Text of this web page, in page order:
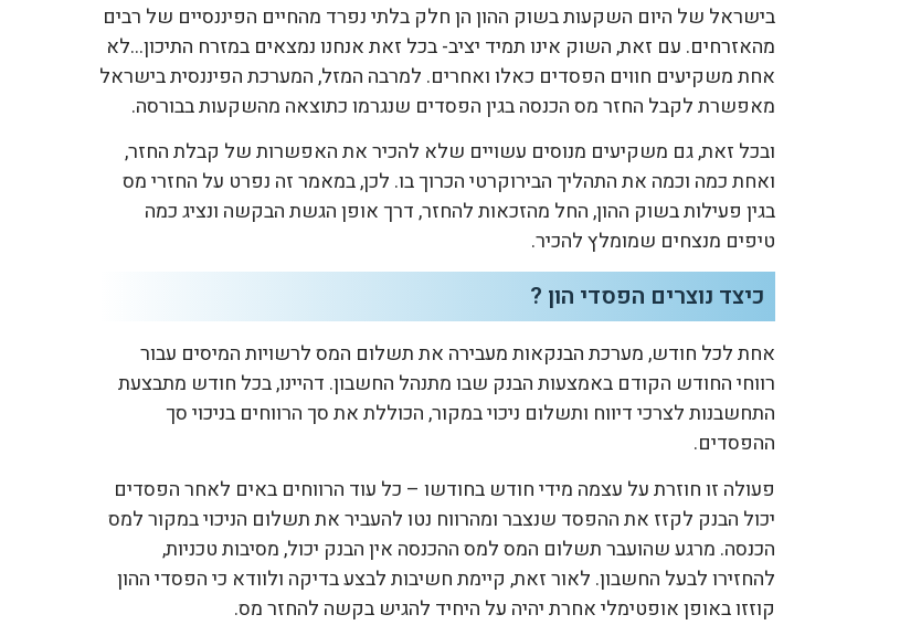
בישראל של היום השקעות בשוק ההון הן חלק בלתי נפרד מהחיים הפיננסיים של רבים
מהאזרחים. עם זאת, השוק אינו תמיד יציב- בכל זאת אנחנו נמצאים במזרח התיכון…לא
אחת משקיעים חווים הפסדים כאלו ואחרים. למרבה המזל, המערכת הפיננסית בישראל
מאפשרת לקבל החזר מס הכנסה בגין הפסדים שנגרמו כתוצאה מהשקעות בבורסה.
ובכל זאת, גם משקיעים מנוסים עשויים שלא להכיר את האפשרות של קבלת החזר,
ואחת כמה וכמה את התהליך הבירוקרטי הכרוך בו. לכן, במאמר זה נפרט על החזרי מס
בגין פעילות בשוק ההון, החל מהזכאות להחזר, דרך אופן הגשת הבקשה ונציג כמה
טיפים מנצחים שמומלץ להכיר.
כיצד נוצרים הפסדי הון ?
אחת לכל חודש, מערכת הבנקאות מעבירה את תשלום המס לרשויות המיסים עבור
רווחי החודש הקודם באמצעות הבנק שבו מתנהל החשבון. דהיינו, בכל חודש מתבצעת
התחשבנות לצרכי דיווח ותשלום ניכוי במקור, הכוללת את סך הרווחים בניכוי סך
ההפסדים.
פעולה זו חוזרת על עצמה מידי חודש בחודשו – כל עוד הרווחים באים לאחר הפסדים
יכול הבנק לקזז את ההפסד שנצבר ומהרווח נטו להעביר את תשלום הניכוי במקור למס
הכנסה. מרגע שהועבר תשלום המס למס ההכנסה אין הבנק יכול, מסיבות טכניות,
להחזירו לבעל החשבון. לאור זאת, קיימת חשיבות לבצע בדיקה ולוודא כי הפסדי ההון
קוזזו באופן אופטימלי אחרת יהיה על היחיד להגיש בקשה להחזר מס.